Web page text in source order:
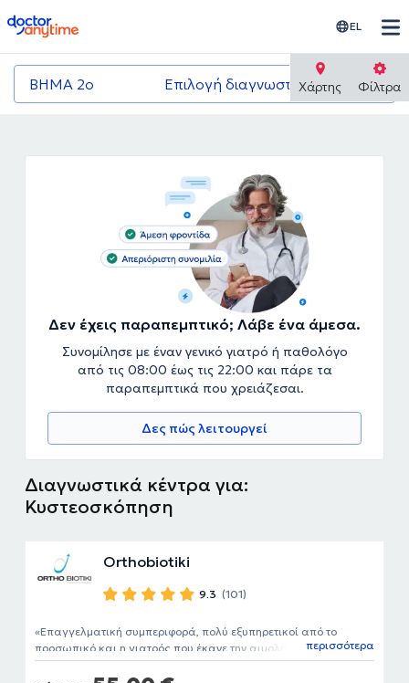
doctoranytime EL
ΒΗΜΑ 2ο Επιλογή διαγνωστικού κέντρου
Χάρτης Φίλτρα
Δεν έχεις παραπεμπτικό; Λάβε ένα άμεσα.
Συνομίλησε με έναν γενικό γιατρό ή παθολόγο
από τις 08:00 έως τις 22:00 και πάρε τα
παραπεμπτικά που χρειάζεσαι.
Δες πώς λειτουργεί
Διαγνωστικά κέντρα για:
Κυστεοσκόπηση
Orthobiotiki
9.3 (101)
Επαγγελματική συμπεριφορά, πολύ εξυπηρετικοί από το
προσωπικό και η γιατρός που έκανε την αιμοληψία πολύ
ευγενική και πρόθυμη να απαντήσει στις ερωτήσεις μου.
περισσότερα